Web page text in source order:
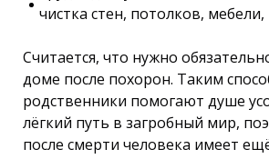
чистка стен, потолков,
Считается, что нужно
доме после похорон. Таким
родственники помогают душе
лёгкий путь в загробный мир,
после смерти человека имеет